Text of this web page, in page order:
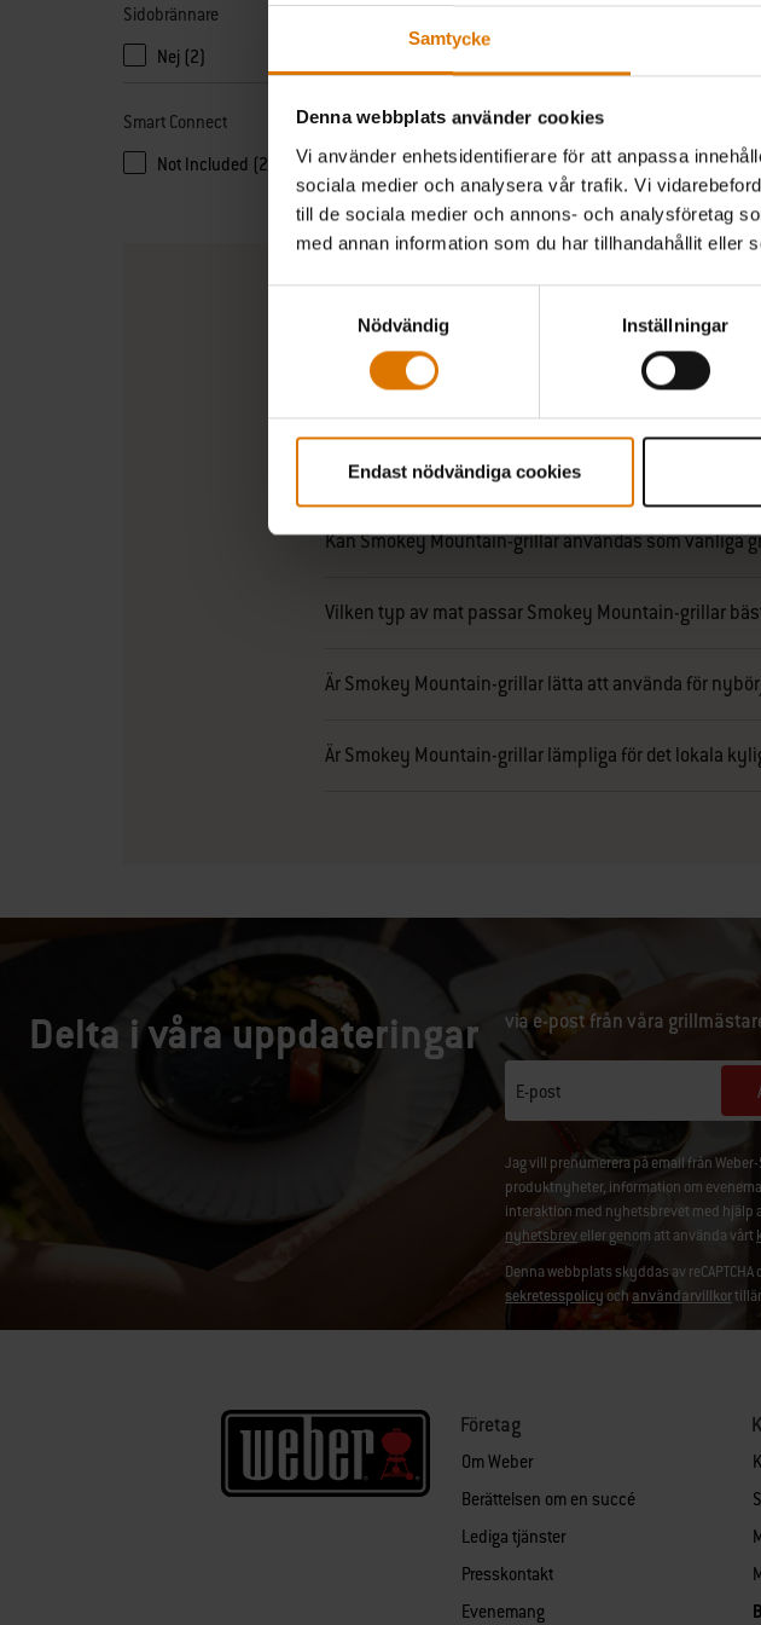
Samtycke
Denna webbplats använder cookies
Vi använder enhetsidentifierare för att anpassa
sociala medier och analysera vår trafik. Vi
till de sociala medier och annons- och analysföretag
med annan information som du har tillhandahållit eller
Nödvändig
Inställningar
Endast nödvändiga cookies
Sidobrännare
Nej (2)
Smart Connect
Not Included (2)
Vilken storlek på Smokey Mountain-grill behöver jag?
Vad är skillnaden mellan Weber Smokey Mountain
Kan Smokey Mountain-grillar användas som vanliga
Vilken typ av mat passar Smokey Mountain-grillar
Är Smokey Mountain-grillar lätta att använda för
Är Smokey Mountain-grillar lämpliga för det lokala
Delta i våra uppdateringar via e-post från våra
E-post
Jag vill prenumerera på email från
produktnyheter, information om
interaktion med nyhetsbrevet med hjälp
nyhetsbreveller genom att använda vårt
Denna webbplats skyddas av reCAPTCHA
sekretesspolicyoch användarvillkor
Företag
Om Weber
Berättelsen om en succé
Lediga tjänster
Presskontakt
Evenemang